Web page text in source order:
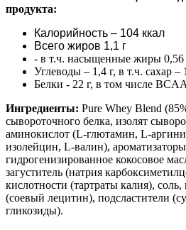
продукта:
Калорийность – 104 ккал
Всего жиров 1,1 г
- в т.ч. насыщенные жиры 0,56
Углеводы – 1,4 г, в т.ч. сахар –
Белки - 22 г, в том числе
Ингредиенты: Pure Whey Blend
сывороточного белка, изолят
аминокислот (L-глютамин, L-
изолейцин, L-валин),
гидрогенизированное кокосовое
загуститель (натрия
кислотности (тартраты калия),
(соевый лецитин), подсластители
гликозиды).